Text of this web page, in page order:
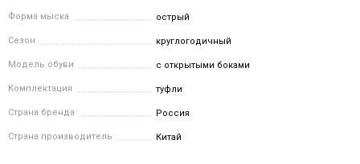
Форма мыска острый
Сезон круглогодичный
Модель обуви с открытыми боками
Комплектация туфли
Страна бренда Россия
Страна производитель Китай